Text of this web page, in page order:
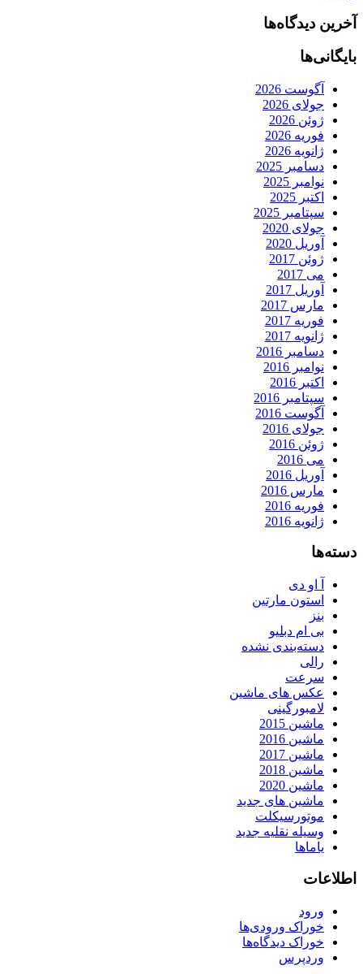
آخرین دیدگاه‌ها
بایگانی‌ها
آگوست 2026
جولای 2026
ژوئن 2026
فوریه 2026
ژانویه 2026
دسامبر 2025
نوامبر 2025
اکتبر 2025
سپتامبر 2025
جولای 2020
آوریل 2020
ژوئن 2017
می 2017
آوریل 2017
مارس 2017
فوریه 2017
ژانویه 2017
دسامبر 2016
نوامبر 2016
اکتبر 2016
سپتامبر 2016
آگوست 2016
جولای 2016
ژوئن 2016
می 2016
آوریل 2016
مارس 2016
فوریه 2016
ژانویه 2016
دسته‌ها
آ او دی
استون مارتین
بنز
بی ام دبلیو
دسته‌بندی نشده
رالی
سرعت
عکس های ماشین
لامبورگینی
ماشین 2015
ماشین 2016
ماشین 2017
ماشین 2018
ماشین 2020
ماشین های جدید
موتورسیکلت
وسیله نقلیه جدید
یاماها
اطلاعات
ورود
خوراک ورودی‌ها
خوراک دیدگاه‌ها
وردپرس